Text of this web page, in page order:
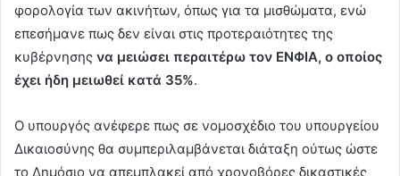
φορολογία των ακινήτων, όπως για τα μισθώματα, ενώ
επεσήμανε πως δεν είναι στις προτεραιότητες της
κυβέρνησης να μειώσει περαιτέρω τον ΕΝΦΙΑ, ο οποίος
έχει ήδη μειωθεί κατά 35%.
Ο υπουργός ανέφερε πως σε νομοσχέδιο του υπουργείου
Δικαιοσύνης θα συμπεριλαμβάνεται διάταξη ούτως ώστε
το Δημόσιο να απεμπλακεί από χρονοβόρες δικαστικές